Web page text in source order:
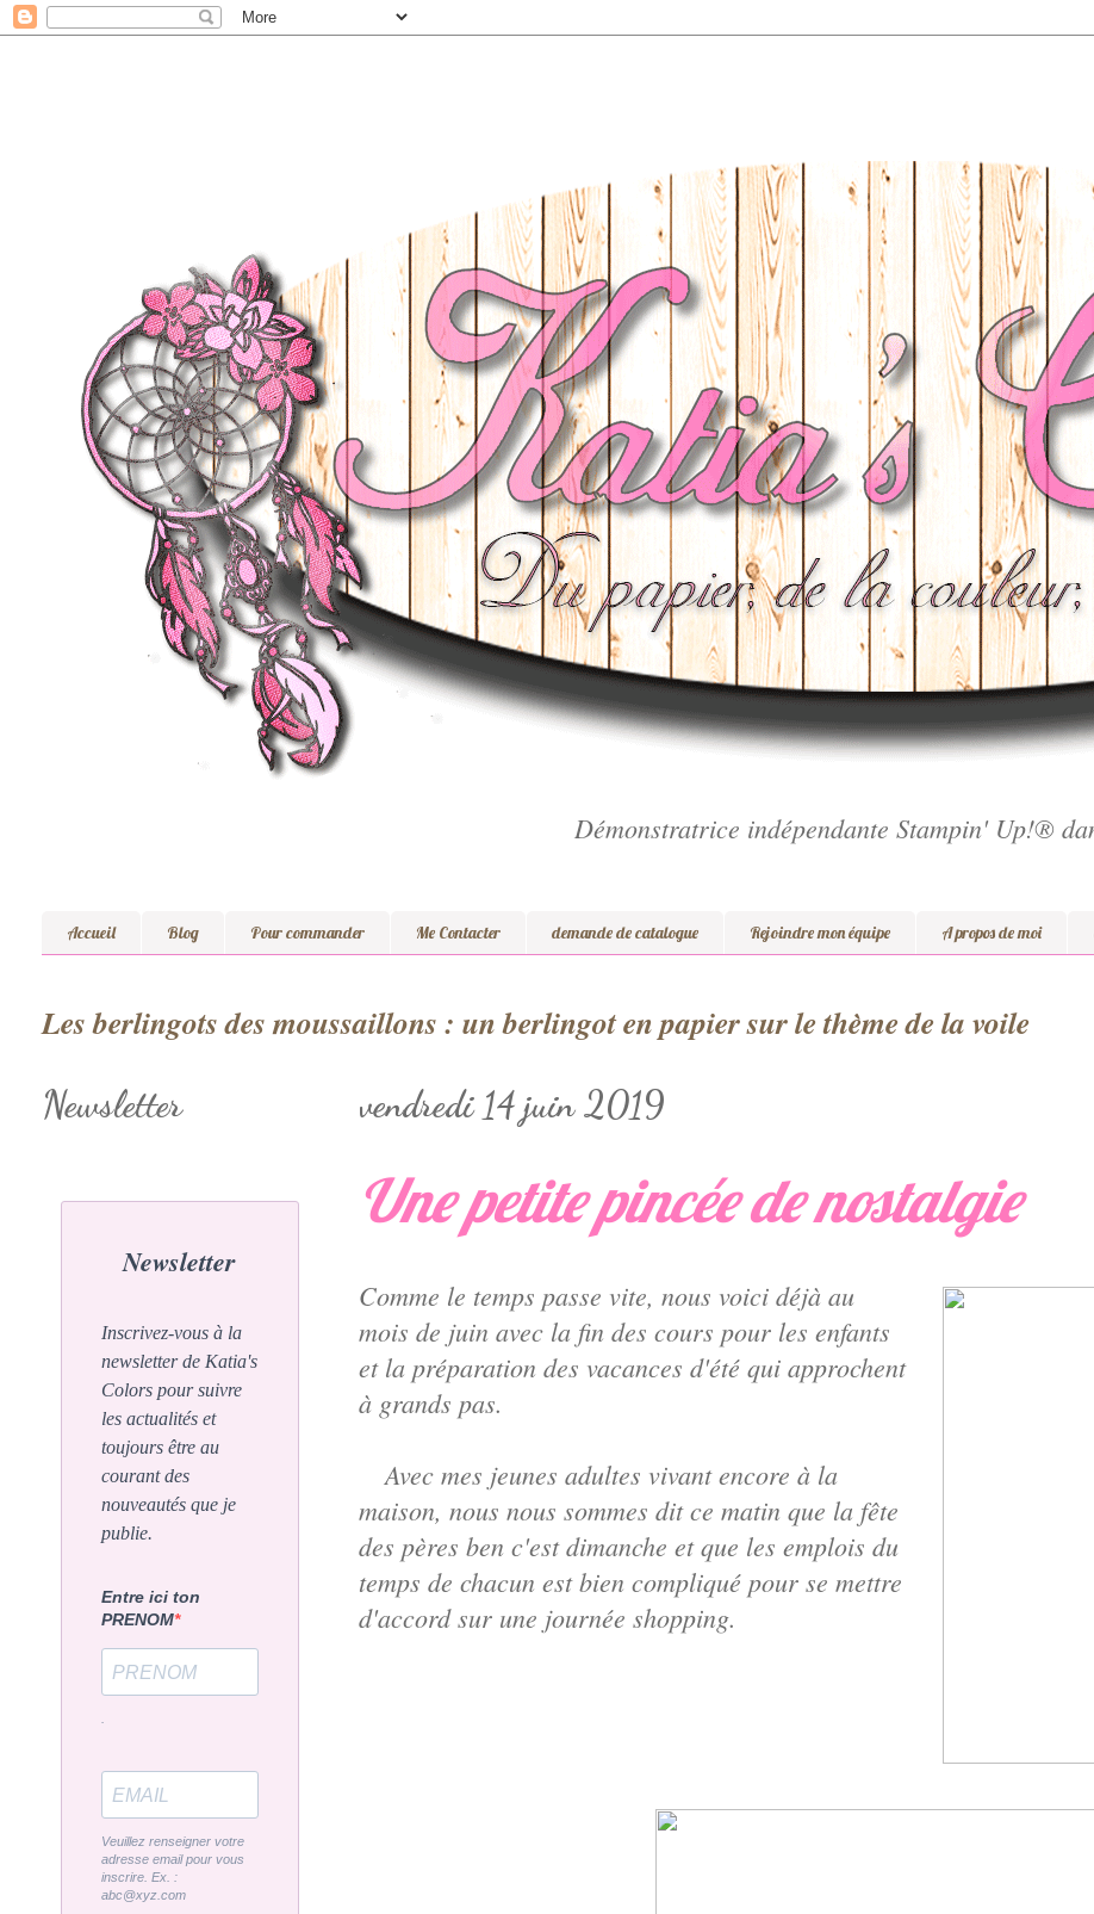
Démonstratrice indépendante Stampin' Up!®
Accueil Blog Pour commander Me Contacter demande de catalogue Rejoindre mon équipe A propos de moi
Les berlingots des moussaillons : un berlingot en papier sur le thème de la voile
vendredi 14 juin 2019
Une petite pincée de nostalgie
Comme le temps passe vite, nous voici déjà au
mois de juin avec la fin des cours pour les enfants
et la préparation des vacances d'été qui approchent
à grands pas.
Avec mes jeunes adultes vivant encore à la
maison, nous nous sommes dit ce matin que la fête
des pères ben c'est dimanche et que les emplois du
temps de chacun est bien compliqué pour se mettre
d'accord sur une journée shopping.
Newsletter
Newsletter
Inscrivez-vous à la
newsletter de Katia's
Colors pour suivre
les actualités et
toujours être au
courant des
nouveautés que je
publie.
Entre ici ton
PRENOM
Veuillez renseigner votre
adresse email pour vous
inscrire. Ex. :
abc@xyz.com